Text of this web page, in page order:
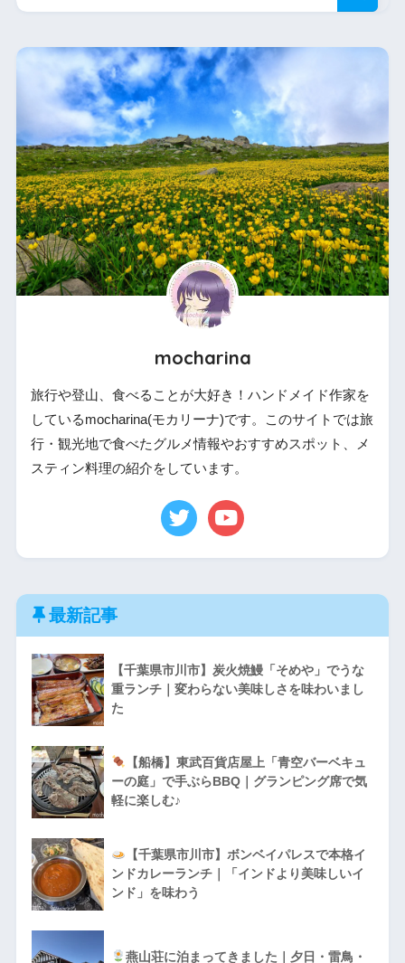
mocharina
旅行や登山、食べることが大好き！ハンドメイド作家を
しているmocharina(モカリーナ)です。このサイトでは旅
行・観光地で食べたグルメ情報やおすすめスポット、メ
スティン料理の紹介をしています。
最新記事
【千葉県市川市】炭火焼鰻「そめや」でうな
重ランチ｜変わらない美味しさを味わいまし
た
【船橋】東武百貨店屋上「青空バーベキュ
ーの庭」で手ぶらBBQ｜グランピング席で気
軽に楽しむ♪
【千葉県市川市】ボンベイパレスで本格イ
ンドカレーランチ｜「インドより美味しいイ
ンド」を味わう
燕山荘に泊まってきました｜夕日・雷鳥・